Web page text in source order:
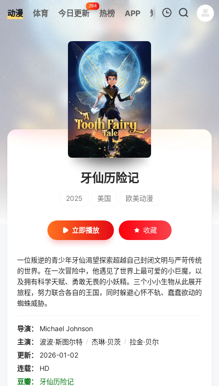
动漫 体育 今日更新
294
热榜 APP 短剧
暂无观看影片的记录
牙仙历险记
2025 美国 欧美动漫
立即播放 收藏
一位叛逆的青少年牙仙渴望探索超越自己封闭文明与严苛传统
的世界。在一次冒险中，他遇见了世界上最可爱的小巨魔，以
及拥有科学天赋、勇敢无畏的小妖精。三个小小生物从此展开
旅程，努力联合各自的王国，同时躲避心怀不轨、蠢蠢欲动的
蜘蛛威胁。
导演：
Michael Johnson
主演：
波波·斯图尔特 / 杰琳·贝茨 / 拉金·贝尔
更新：
2026-01-02
连载：
HD
豆瓣：
牙仙历险记